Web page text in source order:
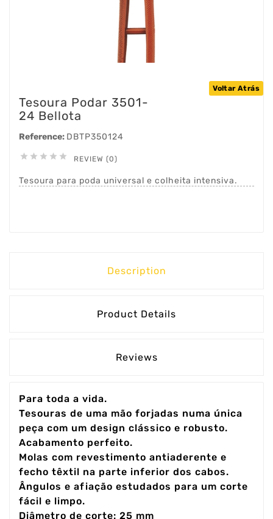
Voltar Atrás
Tesoura Podar 3501-
24 Bellota
Reference: DBTP350124
     REVIEW (0)
Tesoura para poda universal e colheita intensiva.
Description
Product Details
Reviews
Para toda a vida.
Tesouras de uma mão forjadas numa única
peça com um design clássico e robusto.
Acabamento perfeito.
Molas com revestimento antiaderente e
fecho têxtil na parte inferior dos cabos.
Ângulos e afiação estudados para um corte
fácil e limpo.
Diâmetro de corte: 25 mm